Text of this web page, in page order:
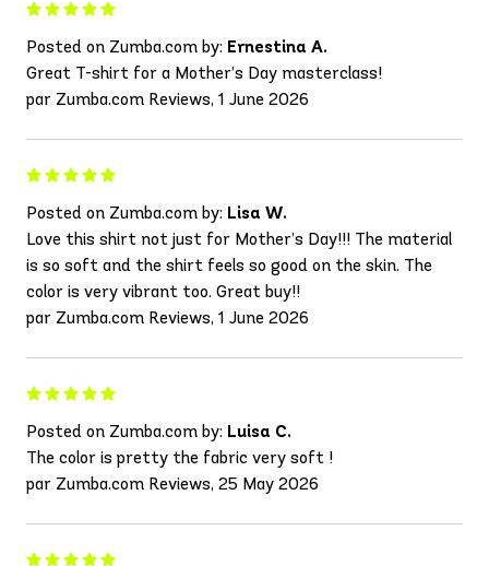
Posted on Zumba.com by: Ernestina A.
Great T-shirt for a Mother’s Day masterclass!
par Zumba.com Reviews, 1 June 2026
Posted on Zumba.com by: Lisa W.
Love this shirt not just for Mother’s Day!!! The material
is so soft and the shirt feels so good on the skin. The
color is very vibrant too. Great buy!!
par Zumba.com Reviews, 1 June 2026
Posted on Zumba.com by: Luisa C.
The color is pretty the fabric very soft !
par Zumba.com Reviews, 25 May 2026